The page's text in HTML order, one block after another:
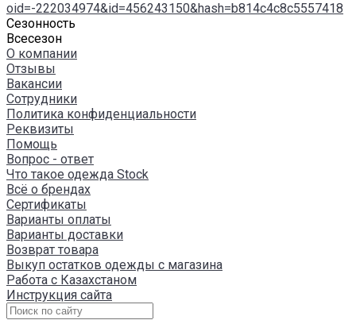
oid=-222034974&id=456243150&hash=b814c4c8c5557418
Сезонность
Всесезон
О компании
Отзывы
Вакансии
Сотрудники
Политика конфиденциальности
Реквизиты
Помощь
Вопрос - ответ
Что такое одежда Stock
Всё о брендах
Сертификаты
Варианты оплаты
Варианты доставки
Возврат товара
Выкуп остатков одежды с магазина
Работа с Казахстаном
Инструкция сайта